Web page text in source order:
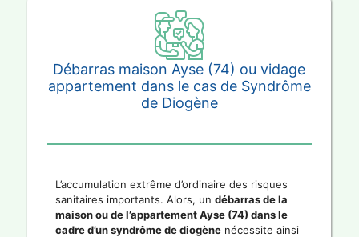
Débarras maison Ayse (74) ou vidage
appartement dans le cas de Syndrôme
de Diogène
L’accumulation extrême d’ordinaire des risques
sanitaires importants. Alors, un débarras de la
maison ou de l’appartement Ayse (74) dans le
cadre d’un syndrôme de diogènenécessite ainsi